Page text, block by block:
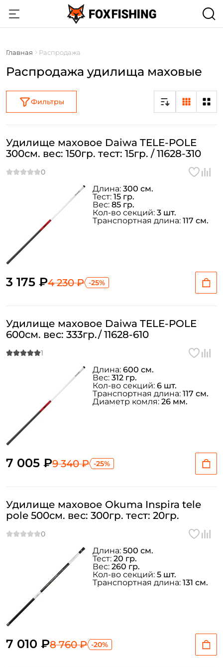
Главная Распродажа
Распродажа удилища маховые
Фильтры
Удилище маховое Daiwa TELE-POLE
300см. вес: 150гр. тест: 15гр. / 11628-310
3 175 ₽4 230 ₽ -25%
Длина: 300 см.
Тест: 15 гр.
Вес: 85 гр.
Кол-во секций: 3 шт.
Транспортная длина: 117 см.
Удилище маховое Daiwa TELE-POLE
600см. вес: 333гр./ 11628-610
7 005 ₽9 340 ₽ -25%
Длина: 600 см.
Вес: 312 гр.
Кол-во секций: 6 шт.
Транспортная длина: 117 см.
Диаметр комля: 26 мм.
Удилище маховое Okuma Inspira tele
pole 500см. вес: 300гр. тест: 20гр.
7 010 ₽8 760 ₽ -20%
Длина: 500 см.
Тест: 20 гр.
Вес: 260 гр.
Кол-во секций: 5 шт.
Транспортная длина: 131 см.